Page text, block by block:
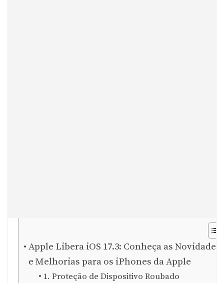
Apple Libera iOS 17.3: Conheça as Novidades
e Melhorias para os iPhones da Apple
1. Proteção de Dispositivo Roubado